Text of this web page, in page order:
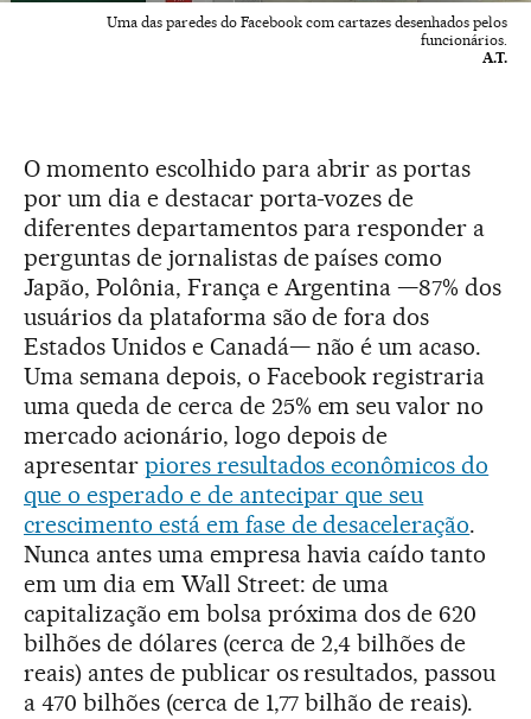
Uma das paredes do Facebook com cartazes desenhados pelos
funcionários.
A.T.
O momento escolhido para abrir as portas
por um dia e destacar porta-vozes de
diferentes departamentos para responder a
perguntas de jornalistas de países como
Japão, Polônia, França e Argentina —87% dos
usuários da plataforma são de fora dos
Estados Unidos e Canadá— não é um acaso.
Uma semana depois, o Facebook registraria
uma queda de cerca de 25% em seu valor no
mercado acionário, logo depois de
apresentar piores resultados econômicos do
que o esperado e de antecipar que seu
crescimento está em fase de desaceleração.
Nunca antes uma empresa havia caído tanto
em um dia em Wall Street: de uma
capitalização em bolsa próxima dos de 620
bilhões de dólares (cerca de 2,4 bilhões de
reais) antes de publicar os resultados, passou
a 470 bilhões (cerca de 1,77 bilhão de reais).